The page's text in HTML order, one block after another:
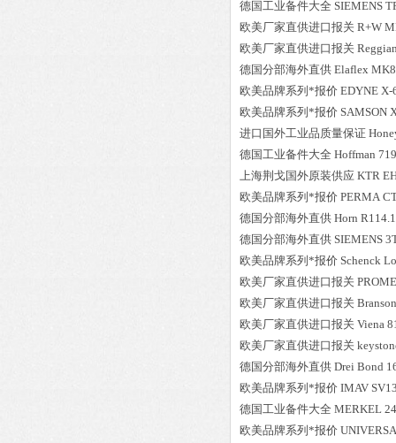
德国工业备件大全 SIEMENS
欧美厂家直供进口报关 R+W
欧美厂家直供进口报关
德国分部海外直供 Elaflex
欧美品牌系列*报价 EDYNE X-
欧美品牌系列*报价 SAMSON
进口国外工业品质量保证
德国工业备件大全 Hoffman
上海荆戈国外原装供应 KTR
欧美品牌系列*报价 PERMA
德国分部海外直供 Horn
德国分部海外直供 SIEMENS
欧美品牌系列*报价 Schenck
欧美厂家直供进口报关
欧美厂家直供进口报关 Branson
欧美厂家直供进口报关 Viena
欧美厂家直供进口报关
德国分部海外直供 Drei Bond
欧美品牌系列*报价 IMAV
德国工业备件大全 MERKEL
欧美品牌系列*报价